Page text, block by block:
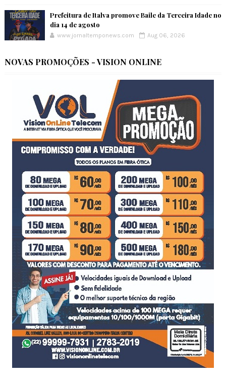
Prefeitura de Italva promove Baile da Terceira Idade no
dia 14 de agosto
www.jornaltemponews.com Aug 06, 2026
NOVAS PROMOÇÕES - VISION ONLINE